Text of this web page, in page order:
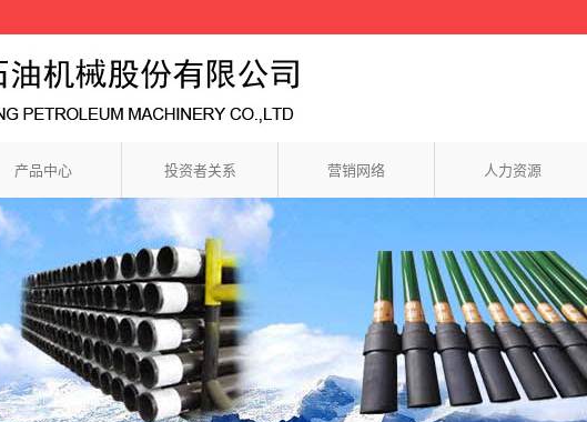
产品中心 投资者关系 营销网络 人力资源